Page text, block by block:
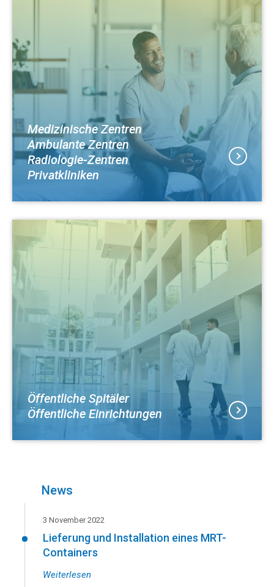
Medizinische Zentren
Ambulante Zentren
Radiologie-Zentren
Privatkliniken
Öffentliche Spitäler
Öffentliche Einrichtungen
News
Lieferung und Installation eines MRT-
Containers
3 November 2022
Weiterlesen